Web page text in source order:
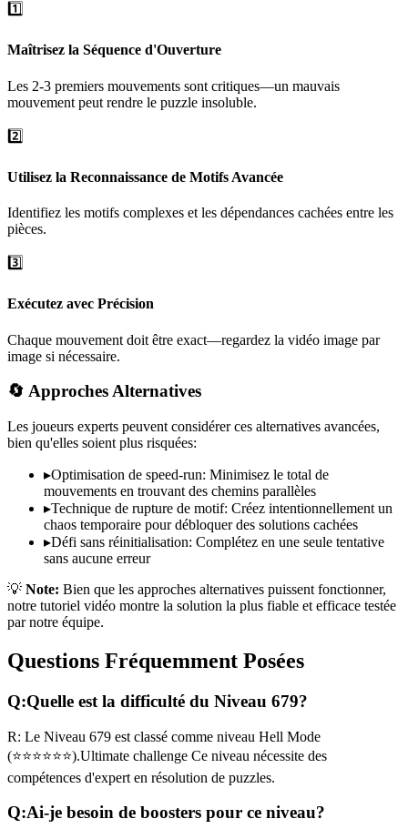
1️⃣
Maîtrisez la Séquence d'Ouverture
Les 2-3 premiers mouvements sont critiques—un mauvais
mouvement peut rendre le puzzle insoluble.
2️⃣
Utilisez la Reconnaissance de Motifs Avancée
Identifiez les motifs complexes et les dépendances cachées entre les
pièces.
3️⃣
Exécutez avec Précision
Chaque mouvement doit être exact—regardez la vidéo image par
image si nécessaire.
🔄 Approches Alternatives
Les joueurs experts peuvent considérer ces alternatives avancées,
bien qu'elles soient plus risquées:
▸Optimisation de speed-run: Minimisez le total de
mouvements en trouvant des chemins parallèles
▸Technique de rupture de motif: Créez intentionnellement un
chaos temporaire pour débloquer des solutions cachées
▸Défi sans réinitialisation: Complétez en une seule tentative
sans aucune erreur
💡 Note: Bien que les approches alternatives puissent fonctionner,
notre tutoriel vidéo montre la solution la plus fiable et efficace testée
par notre équipe.
Questions Fréquemment Posées
Q:Quelle est la difficulté du Niveau 679?
R: Le Niveau 679 est classé comme niveau Hell Mode
(⭐⭐⭐⭐⭐⭐).Ultimate challenge Ce niveau nécessite des
compétences d'expert en résolution de puzzles.
Q:Ai-je besoin de boosters pour ce niveau?